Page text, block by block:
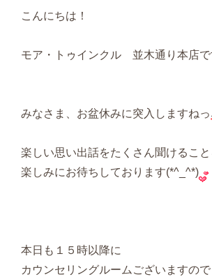
こんにちは！
モア・トゥインクル 並木通り本店で
みなさま、お盆休みに突入しますねっ
楽しい思い出話をたくさん聞けること
楽しみにお待ちしております(*^_^*)
本日も１５時以降に
カウンセリングルームございますので